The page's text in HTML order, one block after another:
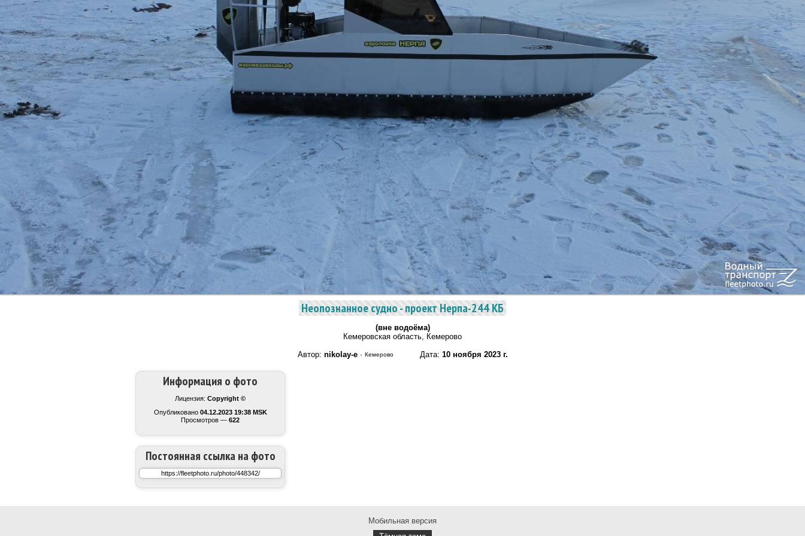
Неопознанное судно - проект Нерпа-244 КБ
(вне водоёма)
Кемеровская область, Кемерово
Автор: nikolay-e· КемеровоДата: 10 ноября 2023 г.
Информация о фото
Лицензия: Copyright ©
Опубликовано 04.12.2023 19:38 MSK
Просмотров — 622
Постоянная ссылка на фото
Мобильная версия